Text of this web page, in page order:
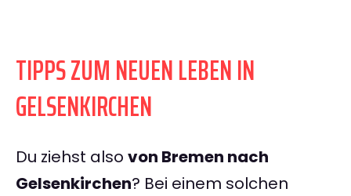
TIPPS ZUM NEUEN LEBEN IN
GELSENKIRCHEN
Du ziehst also von Bremen nach
Gelsenkirchen? Bei einem solchen